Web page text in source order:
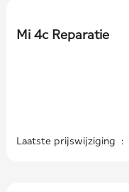
Mi 4c Reparatie
Laatste prijswijziging :